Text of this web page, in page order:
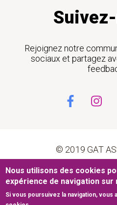
Rejoignez notre
sociaux et partagez
© 2019 GAT
Pied de page
Conditions générales
Mentions légales Plan
Nous utilisons des cookies
expérience de navigation sur
Si vous poursuivez la navigation,